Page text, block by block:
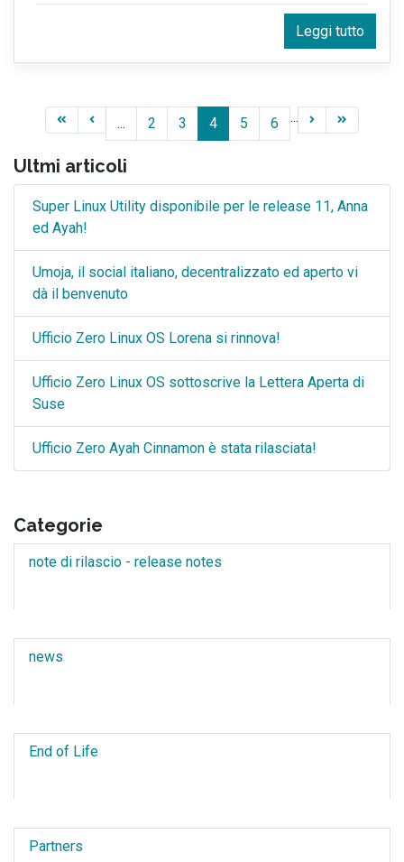
Leggi tutto
... 2 3 4 5 6 ...
Ultmi articoli
Super Linux Utility disponibile per le release 11, Anna
ed Ayah!
Umoja, il social italiano, decentralizzato ed aperto vi
dà il benvenuto
Ufficio Zero Linux OS Lorena si rinnova!
Ufficio Zero Linux OS sottoscrive la Lettera Aperta di
Suse
Ufficio Zero Ayah Cinnamon è stata rilasciata!
Categorie
note di rilascio - release notes
news
End of Life
Partners